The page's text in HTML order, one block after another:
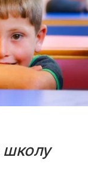
школу